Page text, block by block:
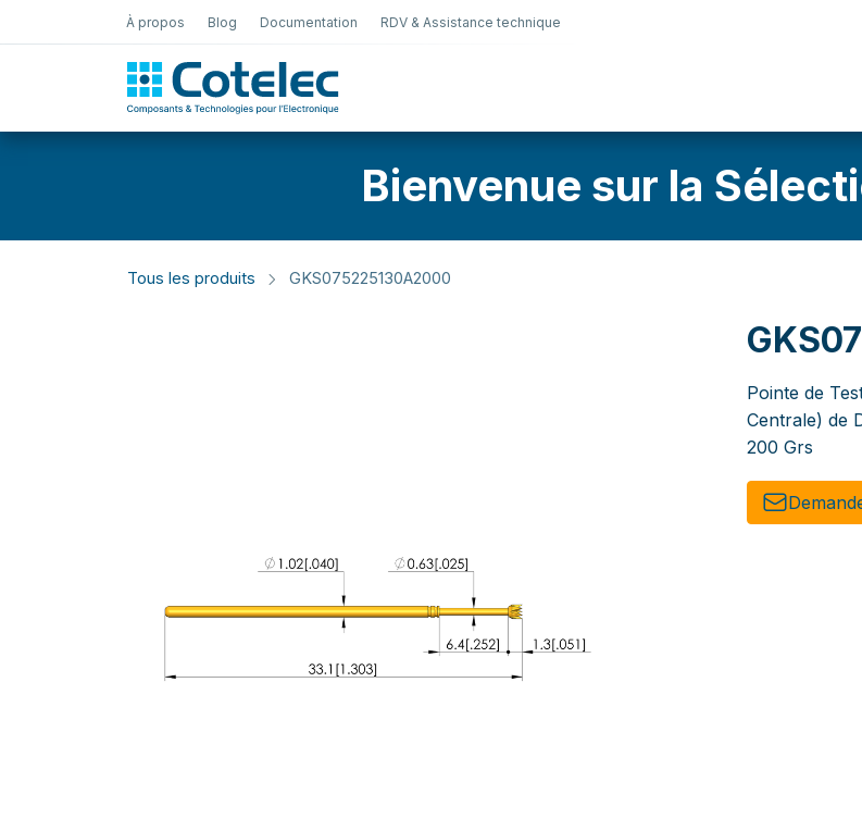
À propos Blog Documentation RDV & Assistance technique
Bienvenue sur la
Tous les produits GKS075225130A2000
Pointe de
Centrale) de
200 Grs